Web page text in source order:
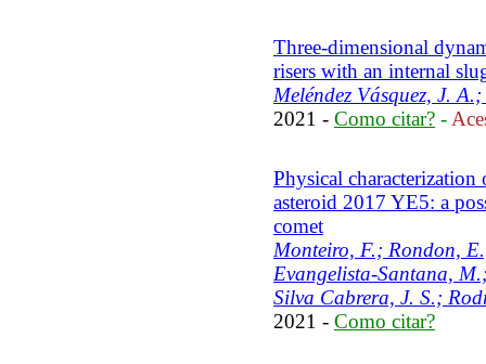
Three-dimensional
risers with an internal
Meléndez Vásquez, J.
2021 - Como citar? -
Physical characterization
asteroid 2017 YE5: a
comet
Monteiro, F.; Rondon,
Evangelista-Santana,
Silva Cabrera, J. S.;
2021 - Como citar?